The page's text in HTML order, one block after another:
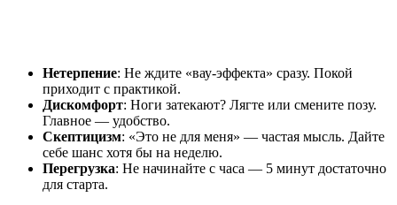
Нетерпение: Не ждите «вау-эффекта» сразу. Покой
приходит с практикой.
Дискомфорт: Ноги затекают? Лягте или смените позу.
Главное — удобство.
Скептицизм: «Это не для меня» — частая мысль. Дайте
себе шанс хотя бы на неделю.
Перегрузка: Не начинайте с часа — 5 минут достаточно
для старта.